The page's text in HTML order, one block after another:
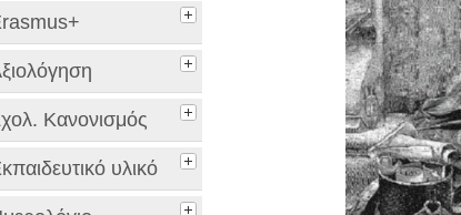
Κανονισμός
υλικό